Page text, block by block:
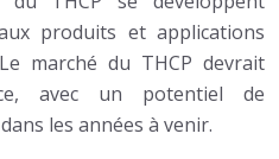
produits et applications
marché du THCP devrait
avec un potentiel de
les années à venir.